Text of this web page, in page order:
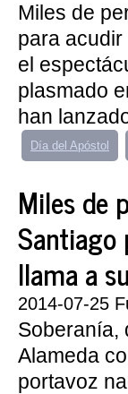
Miles de
para
el
plasmado
han
Día del Apóstol
Miles de
Santiago
llama a
2014-07-25
Soberanía,
Alameda
portavoz